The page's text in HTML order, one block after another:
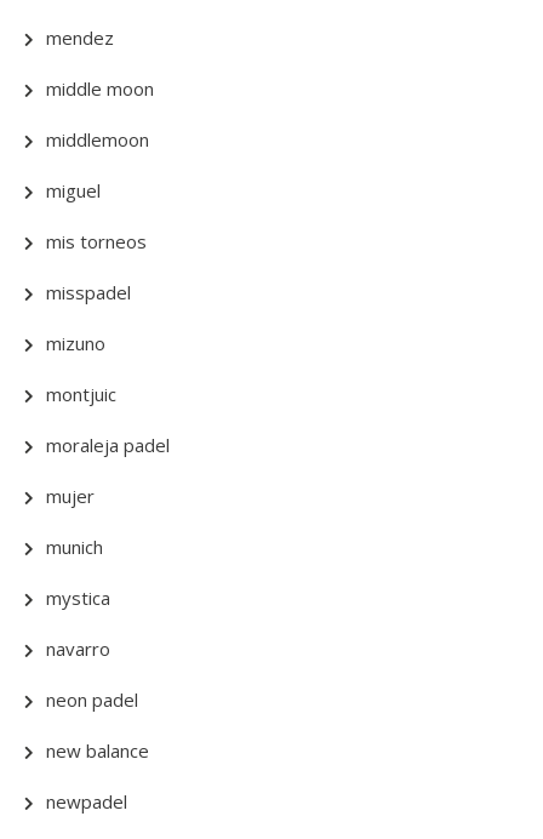
mendez
middle moon
middlemoon
miguel
mis torneos
misspadel
mizuno
montjuic
moraleja padel
mujer
munich
mystica
navarro
neon padel
new balance
newpadel